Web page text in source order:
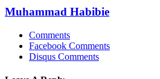
Muhammad Habibie
Comments
Facebook Comments
Disqus Comments